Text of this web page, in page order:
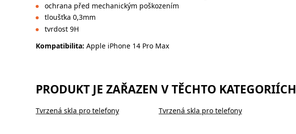
ochrana před mechanickým poškozením
tloušťka 0,3mm
tvrdost 9H
Kompatibilita: Apple iPhone 14 Pro Max
PRODUKT JE ZAŘAZEN V TĚCHTO KATEGORIÍCH
Tvrzená skla pro telefony Tvrzená skla pro telefony